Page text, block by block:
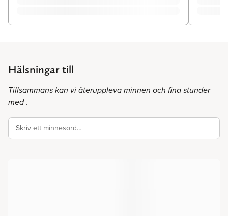
Hälsningar till
Tillsammans kan vi återuppleva minnen och fina stunder
med .
Skriv ett minnesord…